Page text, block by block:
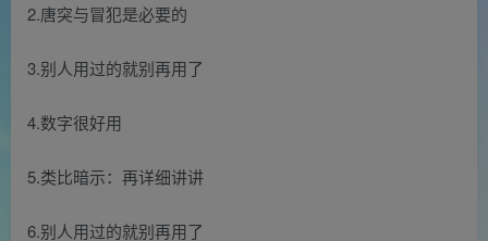
2.唐突与冒犯是必要的
3.别人用过的就别再用了
4.数字很好用
5.类比暗示：再详细讲讲
6.别人用过的就别再用了